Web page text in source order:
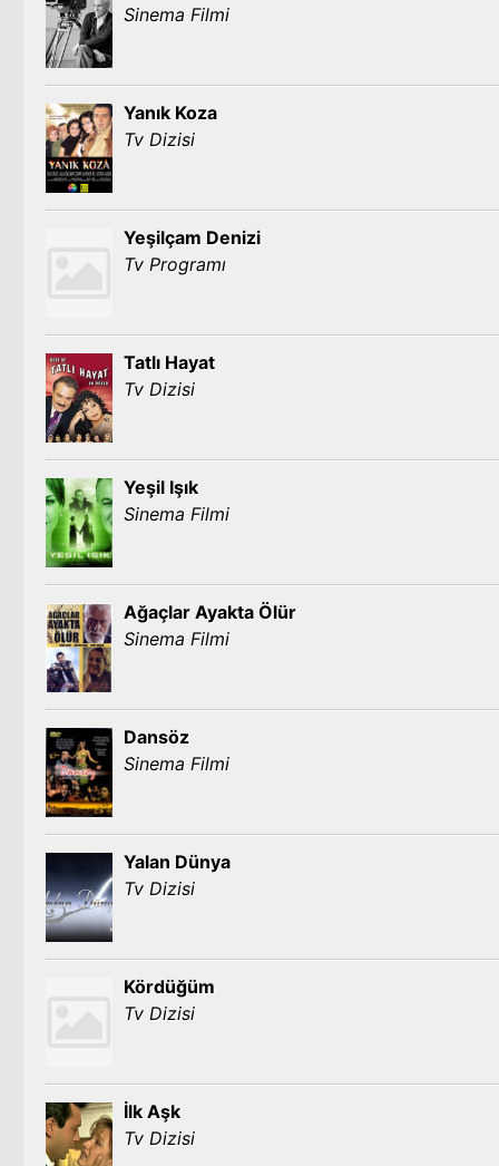
Sinema Filmi
Yanık Koza
Tv Dizisi
Yeşilçam Denizi
Tv Programı
Tatlı Hayat
Tv Dizisi
Yeşil Işık
Sinema Filmi
Ağaçlar Ayakta Ölür
Sinema Filmi
Dansöz
Sinema Filmi
Yalan Dünya
Tv Dizisi
Kördüğüm
Tv Dizisi
İlk Aşk
Tv Dizisi